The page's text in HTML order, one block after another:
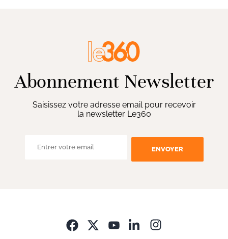
Abonnement Newsletter
Saisissez votre adresse email pour recevoir
la newsletter Le360
ENVOYER